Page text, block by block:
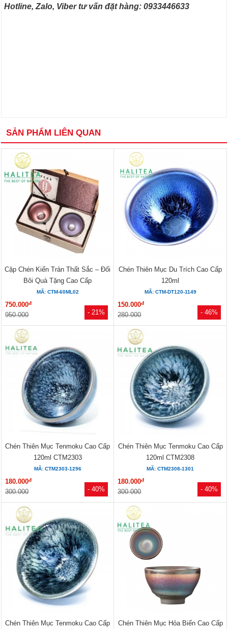
Hotline, Zalo, Viber tư vấn đặt hàng: 0933446633
SẢN PHẨM LIÊN QUAN
- 21%
Cặp Chén Kiến Trản Thất Sắc – Đối
Bôi Quà Tặng Cao Cấp
MÃ: CTM-60ML02
750.000đ
950.000 - 46%
Chén Thiên Mục Du Trích Cao Cấp
120ml
MÃ: CTM-DT120-1149
150.000đ
280.000
- 40%
Chén Thiên Mục Tenmoku Cao Cấp
120ml CTM2303
MÃ: CTM2303-1296
180.000đ
300.000 - 40%
Chén Thiên Mục Tenmoku Cao Cấp
120ml CTM2308
MÃ: CTM2308-1301
180.000đ
300.000
Chén Thiên Mục Tenmoku Cao Cấp
Chén Thiên Mục Hỏa Biến Cao Cấp